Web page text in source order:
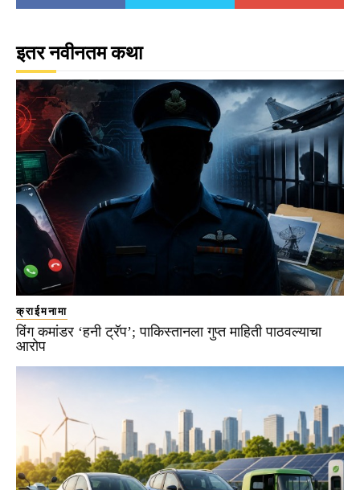
इतर नवीनतम कथा
क्राईमनामा
विंग कमांडर ‘हनी ट्रॅप’; पाकिस्तानला गुप्त माहिती पाठवल्याचा
आरोप